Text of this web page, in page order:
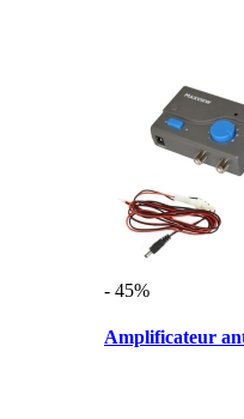
- 45%
Amplificateur